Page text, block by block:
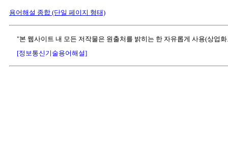
용어해설 종합 (단일 페이지 형태)
"본 웹사이트 내 모든 저작물은 원출처를 밝히는 한 자유롭게 사용(상업
[정보통신기술용어해설]